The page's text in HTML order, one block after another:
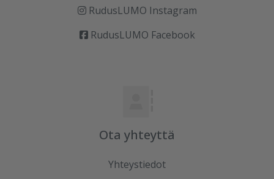
RudusLUMO Instagram
RudusLUMO Facebook
Ota yhteyttä
Yhteystiedot